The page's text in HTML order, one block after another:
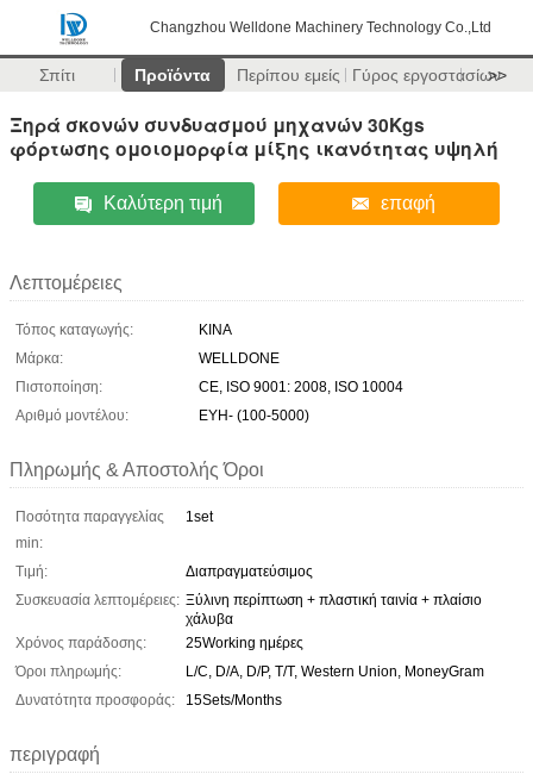
Changzhou Welldone Machinery Technology Co.,Ltd
Σπίτι Προϊόντα Περίπου εμείς Γύρος εργοστασίων
>>
Ξηρά σκονών συνδυασμού μηχανών 30Kgs
φόρτωσης ομοιομορφία μίξης ικανότητας υψηλή
Καλύτερη τιμή επαφή
Λεπτομέρειες
Τόπος καταγωγής:
ΚΙΝΑ
Μάρκα:
WELLDONE
Πιστοποίηση:
CE, ISO 9001: 2008, ISO 10004
Αριθμό μοντέλου:
EYH- (100-5000)
Πληρωμής & Αποστολής Όροι
Ποσότητα παραγγελίας
min:
1set
Τιμή:
Διαπραγματεύσιμος
Συσκευασία λεπτομέρειες: Ξύλινη περίπτωση + πλαστική ταινία + πλαίσιο
χάλυβα
Χρόνος παράδοσης:
25Working ημέρες
Όροι πληρωμής:
L/C, D/A, D/P, T/T, Western Union, MoneyGram
Δυνατότητα προσφοράς:
15Sets/Months
περιγραφή